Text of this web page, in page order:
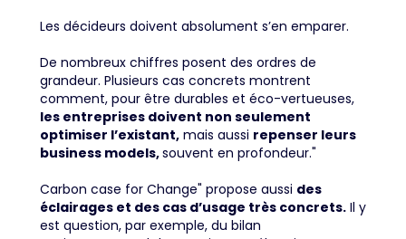
Les décideurs doivent absolument s’en emparer.
De nombreux chiffres posent des ordres de
grandeur. Plusieurs cas concrets montrent
comment, pour être durables et éco-vertueuses,
les entreprises doivent non seulement
optimiser l’existant, mais aussi repenser leurs
business models,souvent en profondeur."
Carbon case for Change" propose aussi des
éclairages et des cas d’usage très concrets. Il y
est question, par exemple, du bilan